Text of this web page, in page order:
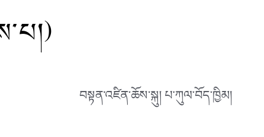
བསྟན་འཛིན་ཆོས་སྐུ། པ་ཀུལ་བོད་ཁྱིམ།